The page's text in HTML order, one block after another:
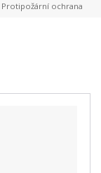
Protipožární ochrana